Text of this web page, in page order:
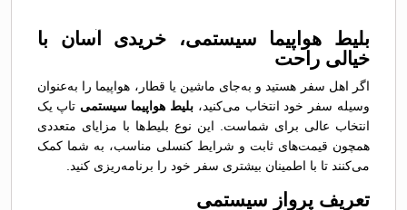
بلیط هواپیما سیستمی، خریدی آسان با
خیالی راحت
اگر اهل سفر هستید و به‌جای ماشین یا قطار، هواپیما را به‌عنوان
وسیله‌ سفر خود انتخاب می‌کنید، بلیط هواپیما سیستمی تاپ یک
انتخاب عالی برای شماست. این نوع بلیط‌ها با مزایای متعددی
همچون قیمت‌های ثابت و شرایط کنسلی مناسب، به شما کمک
می‌کنند تا با اطمینان بیشتری سفر خود را برنامه‌ریزی کنید.
تعریف پرواز سیستمی